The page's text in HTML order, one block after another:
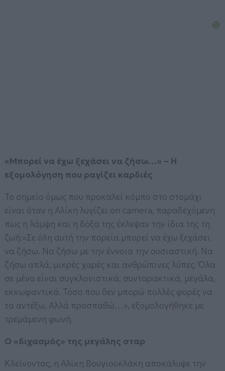
«Μπορεί να έχω ξεχάσει να ζήσω…» – Η
εξομολόγηση που ραγίζει καρδιές
Το σημείο όμως που προκαλεί κόμπο στο στομάχι
είναι όταν η Αλίκη λυγίζει on camera, παραδεχόμενη
πως η λάμψη και η δόξα της έκλεψαν την ίδια της τη
ζωή:«Σε όλη αυτή την πορεία μπορεί να έχω ξεχάσει
να ζήσω. Να ζήσω με την έννοια την ουσιαστική. Να
ζήσω απλά, μικρές χαρές και ανθρώπινες λύπες. Όλα
σε μένα είναι συγκλονιστικά, συνταρακτικά, μεγάλα,
εκκωφαντικά. Τόσο που δεν μπορώ πολλές φορές να
τα αντέξω. Αλλά προσπαθώ…», εξομολογήθηκε με
τρεμάμενη φωνή.
Ο «διχασμός» της μεγάλης σταρ
Κλείνοντας, η Αλίκη Βουγιουκλάκη αποκάλυψε την